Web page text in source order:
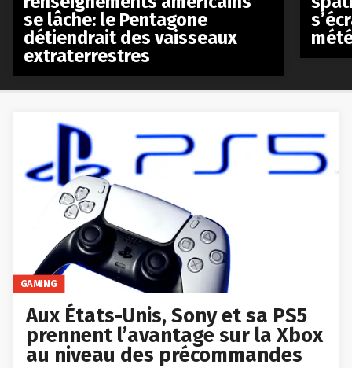
GAMING
Aux États-Unis, Sony et sa PS5
prennent l’avantage sur la Xbox
au niveau des précommandes
se lâche: le Pentagone
détiendrait des vaisseaux
extraterrestres